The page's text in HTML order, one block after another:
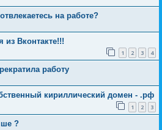
на работе?
из Вконтакте!!!
1 2 3 4
работу
кириллический домен - .рф
1 2 3
?